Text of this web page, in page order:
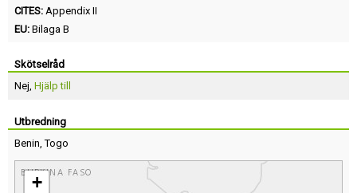
CITES: Appendix II
EU: Bilaga B
Skötselråd
Nej, Hjälp till
Utbredning
Benin,Togo
+